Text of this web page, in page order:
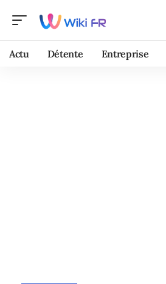
Actu Détente Entreprise